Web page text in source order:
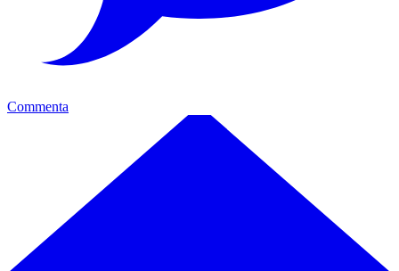
Commenta